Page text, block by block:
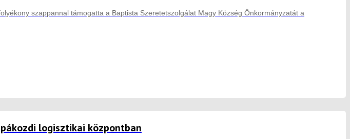
szappannal támogatta a Baptista Szeretetszolgálat Magy Község Önkormányzatát a
logisztikai központban